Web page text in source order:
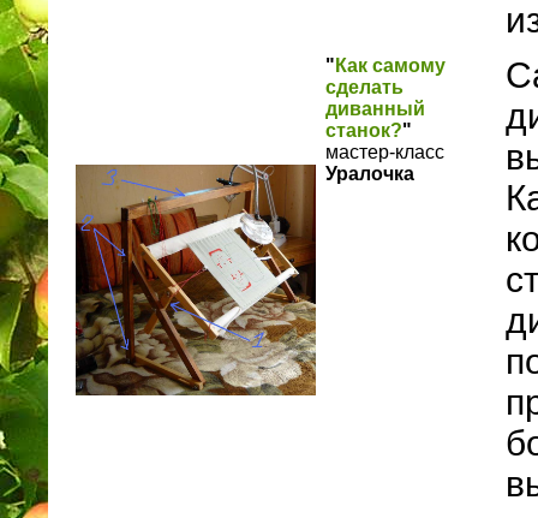
" Как самому
сделать
диванный
станок?"
мастер-класс
Уралочка